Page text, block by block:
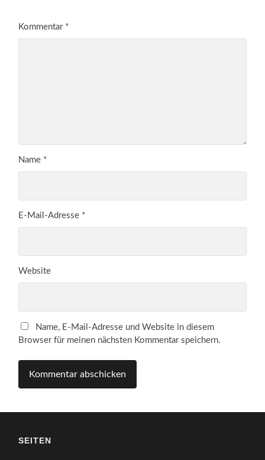
Kommentar *
Name *
E-Mail-Adresse *
Website
Name, E-Mail-Adresse und Website in diesem
Browser für meinen nächsten Kommentar speichern.
SEITEN